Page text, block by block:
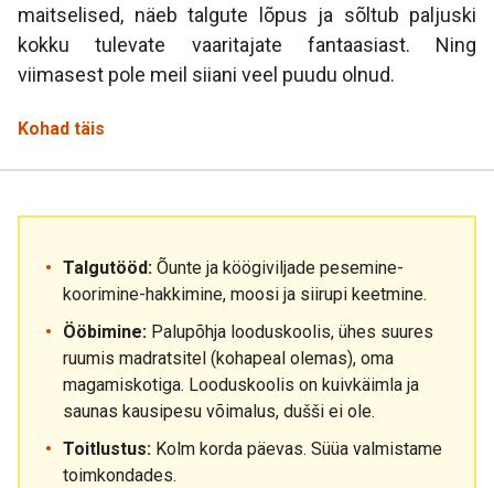
maitselised, näeb talgute lõpus ja sõltub paljuski
kokku tulevate vaaritajate fantaasiast. Ning
viimasest pole meil siiani veel puudu olnud.
Kohad täis
Talgutööd: Õunte ja köögiviljade pesemine-
koorimine-hakkimine, moosi ja siirupi keetmine.
Ööbimine: Palupõhja looduskoolis, ühes suures
ruumis madratsitel (kohapeal olemas), oma
magamiskotiga. Looduskoolis on kuivkäimla ja
saunas kausipesu võimalus, dušši ei ole.
Toitlustus: Kolm korda päevas. Süüa valmistame
toimkondades.